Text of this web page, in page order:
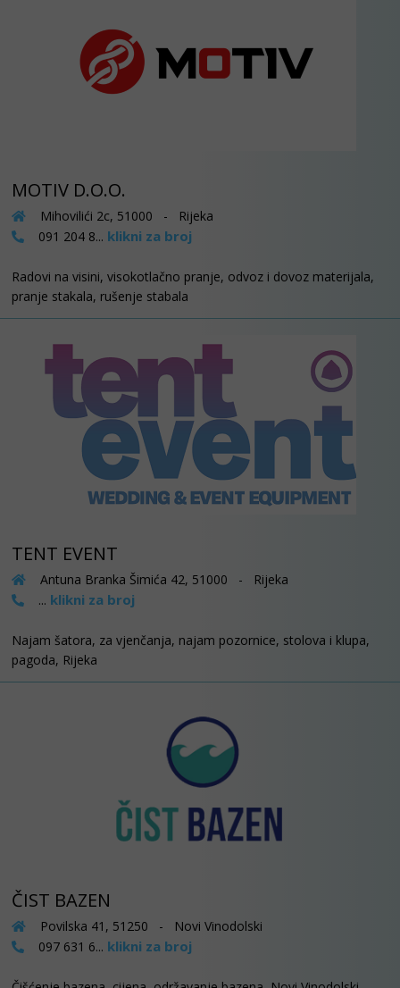
MOTIV D.O.O.
Mihovilići 2c, 51000 - Rijeka
091 204 8... klikni za broj
Radovi na visini, visokotlačno pranje, odvoz i dovoz materijala,
pranje stakala, rušenje stabala
TENT EVENT
Antuna Branka Šimića 42, 51000 - Rijeka
... klikni za broj
Najam šatora, za vjenčanja, najam pozornice, stolova i klupa,
pagoda, Rijeka
ČIST BAZEN
Povilska 41, 51250 - Novi Vinodolski
097 631 6... klikni za broj